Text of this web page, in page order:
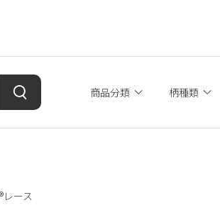
商品分類 柄種類
レース